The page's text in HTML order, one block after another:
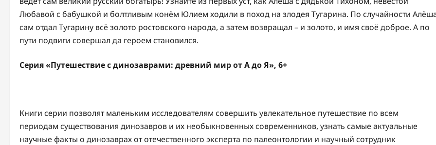
Любавой с бабушкой и болтливым конём Юлием ходили в поход на злодея Тугарина. По случайности
сам отдал Тугарину всё золото ростовского народа, а затем возвращал – и золото, и имя своё доброе. А по
пути подвиги совершал да героем становился.
Серия «Путешествие с динозаврами: древний мир от А до Я», 6+
Книги серии позволят маленьким исследователям совершить увлекательное путешествие по всем
периодам существования динозавров и их необыкновенных современников, узнать самые актуальные
научные факты о динозаврах от отечественного эксперта по палеонтологии и научный сотрудник